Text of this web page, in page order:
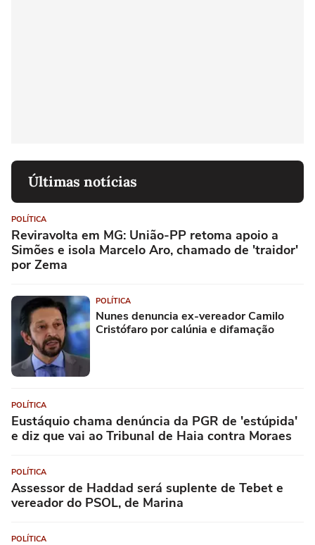
Últimas notícias
POLÍTICA
Reviravolta em MG: União-PP retoma apoio a
Simões e isola Marcelo Aro, chamado de 'traidor'
por Zema
POLÍTICA
Nunes denuncia ex-vereador Camilo
Cristófaro por calúnia e difamação
POLÍTICA
Eustáquio chama denúncia da PGR de 'estúpida'
e diz que vai ao Tribunal de Haia contra Moraes
POLÍTICA
Assessor de Haddad será suplente de Tebet e
vereador do PSOL, de Marina
POLÍTICA